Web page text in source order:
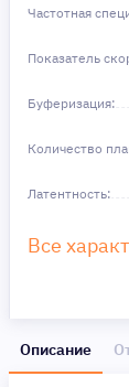
Частотная
Показатель
Буферизация:
Количество
Латентность:
Все
Описание